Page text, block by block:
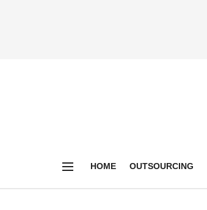
HOME OUTSOURCING